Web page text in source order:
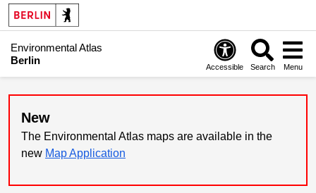
Environmental Atlas
Berlin
Accessible Search Menu
New
The Environmental Atlas maps are available in the
new Map Application